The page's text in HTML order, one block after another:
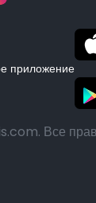
приложение
Все